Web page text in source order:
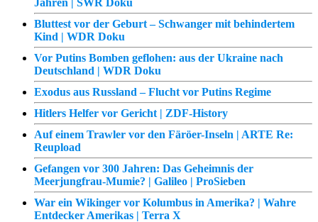
Bluttest vor der Geburt – Schwanger mit behindertem
Kind | WDR Doku
Vor Putins Bomben geflohen: aus der Ukraine nach
Deutschland | WDR Doku
Exodus aus Russland – Flucht vor Putins Regime
Hitlers Helfer vor Gericht | ZDF-History
Auf einem Trawler vor den Färöer-Inseln | ARTE Re:
Reupload
Gefangen vor 300 Jahren: Das Geheimnis der
Meerjungfrau-Mumie? | Galileo | ProSieben
War ein Wikinger vor Kolumbus in Amerika? | Wahre
Entdecker Amerikas | Terra X